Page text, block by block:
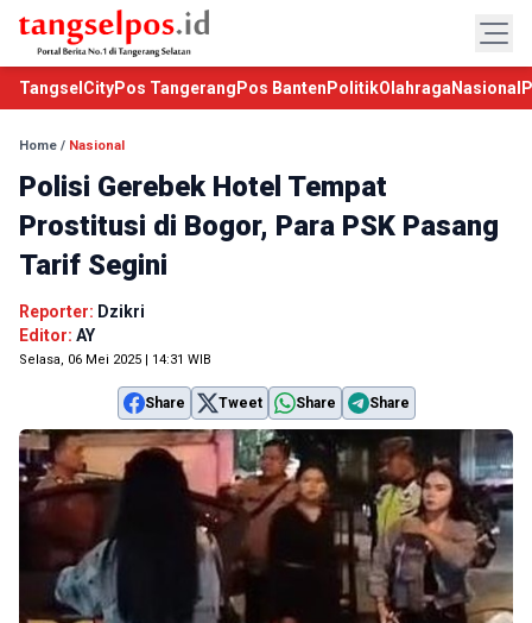
TangselCityPos Tangerang Pos Banten PolitikOlahraga Nasional
Home / Nasional
Polisi Gerebek Hotel Tempat
Prostitusi di Bogor, Para PSK Pasang
Tarif Segini
Reporter: Dzikri
Editor: AY
Selasa, 06 Mei 2025 | 14:31 WIB
Share Tweet Share Share